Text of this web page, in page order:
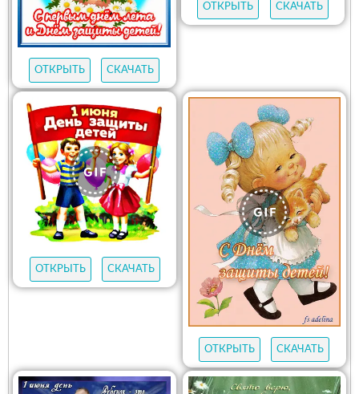
ОТКРЫТЬ СКАЧАТЬ
ОТКРЫТЬ СКАЧАТЬ
ОТКРЫТЬ СКАЧАТЬ
ОТКРЫТЬ СКАЧАТЬ